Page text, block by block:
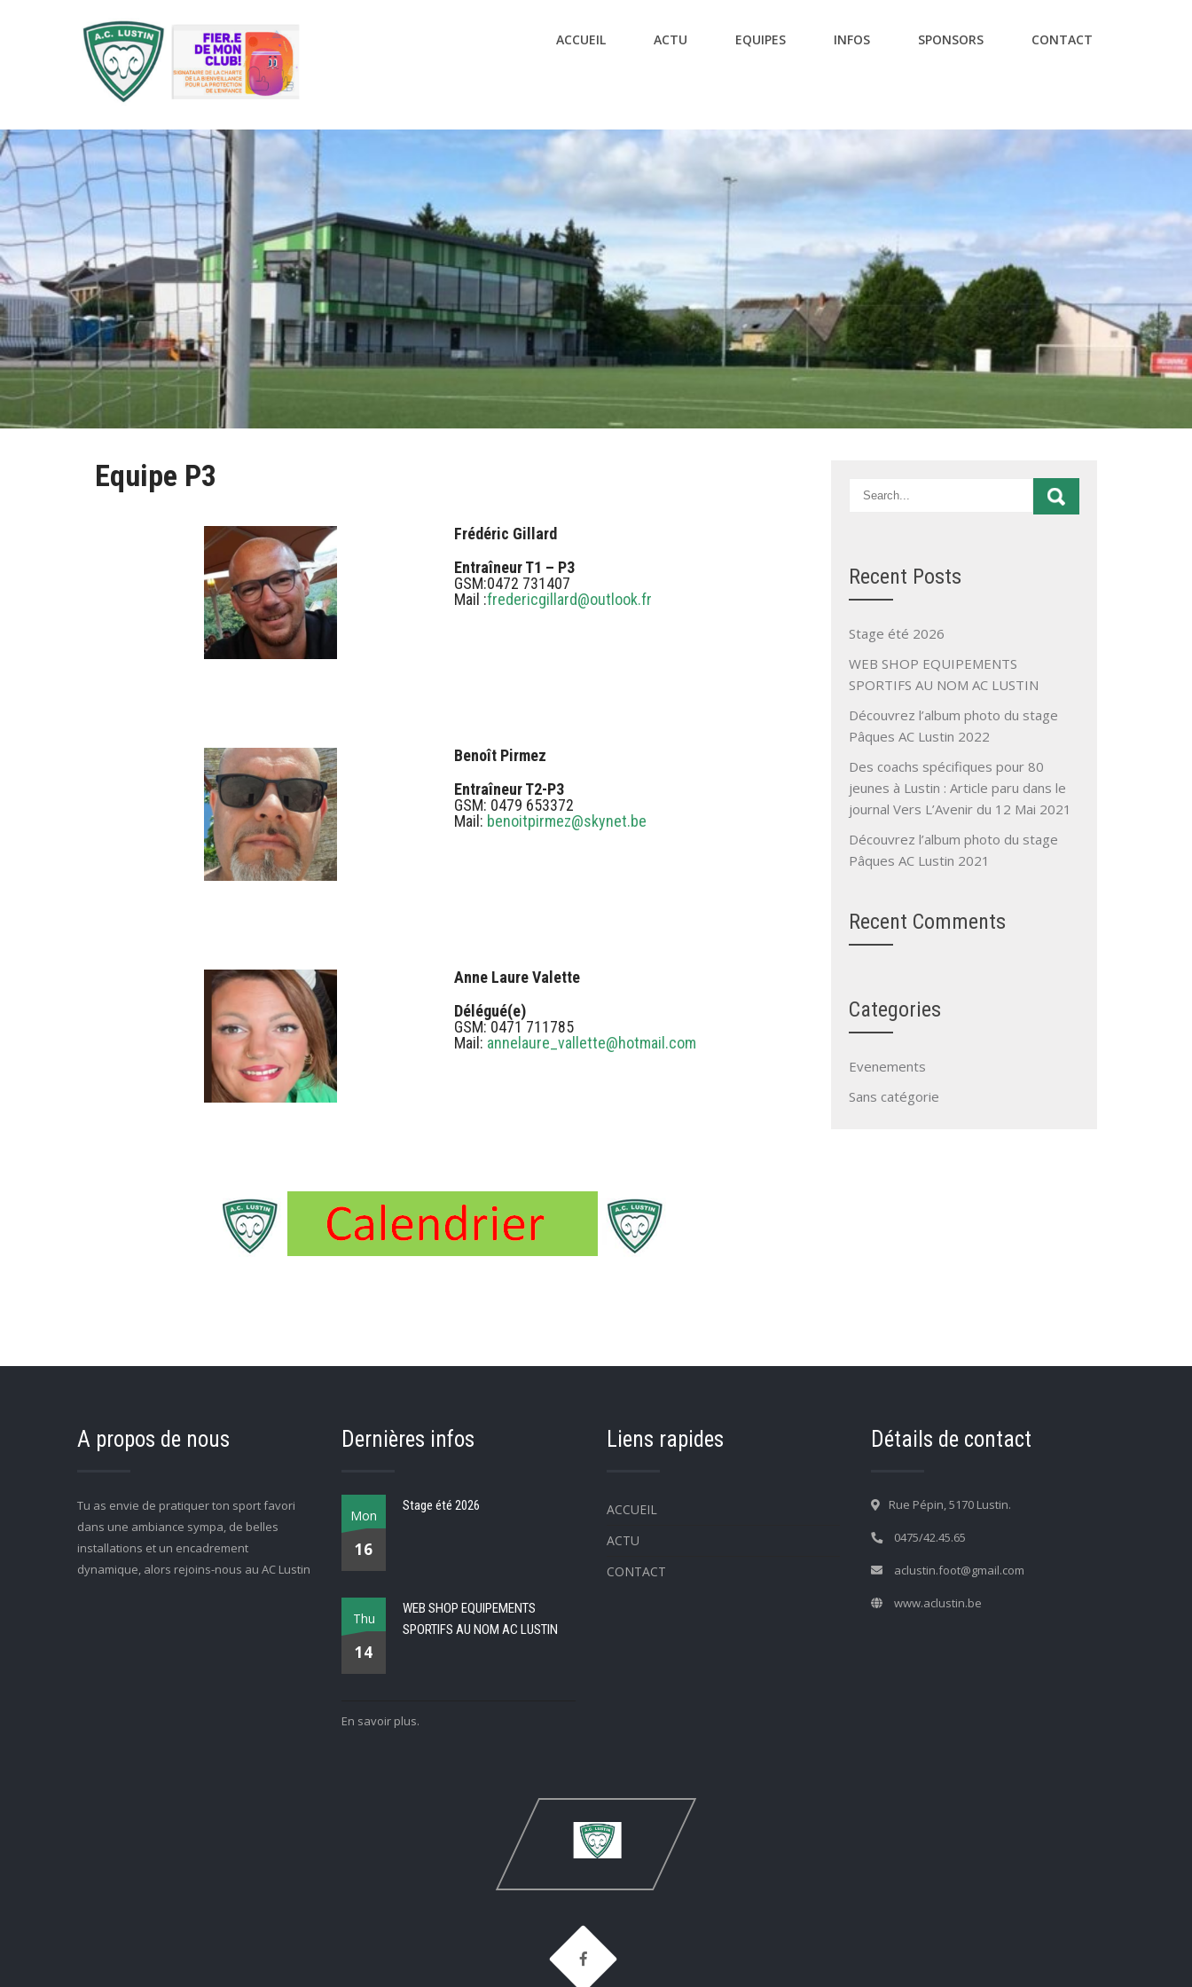
ACCUEIL ACTU EQUIPES INFOS SPONSORS CONTACT
Equipe P3
Frédéric Gillard
Entraîneur T1 – P3
GSM:0472 731407
Mail :fredericgillard@outlook.fr
Benoît Pirmez
Entraîneur T2-P3
GSM: 0479 653372
Mail: benoitpirmez@skynet.be
Anne Laure Valette
Délégué(e)
GSM: 0471 711785
Mail: annelaure_vallette@hotmail.com
Recent Posts
Stage été 2026
WEB SHOP EQUIPEMENTS
SPORTIFS AU NOM AC LUSTIN
Découvrez l’album photo du stage
Pâques AC Lustin 2022
Des coachs spécifiques pour 80
jeunes à Lustin : Article paru dans le
journal Vers L’Avenir du 12 Mai 2021
Découvrez l’album photo du stage
Pâques AC Lustin 2021
Recent Comments
Categories
Evenements
Sans catégorie
A propos de nous
Tu as envie de pratiquer ton sport favori
dans une ambiance sympa, de belles
installations et un encadrement
dynamique, alors rejoins-nous au AC Lustin
Dernières infos
Mon
16
Stage été 2026
Thu
14
WEB SHOP EQUIPEMENTS
SPORTIFS AU NOM AC LUSTIN
En savoir plus.
Liens rapides
ACCUEIL
ACTU
CONTACT
Détails de contact
Rue Pépin, 5170 Lustin.
0475/42.45.65
aclustin.foot@gmail.com
www.aclustin.be